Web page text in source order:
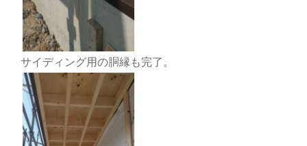
サイディング用の胴縁も完了。